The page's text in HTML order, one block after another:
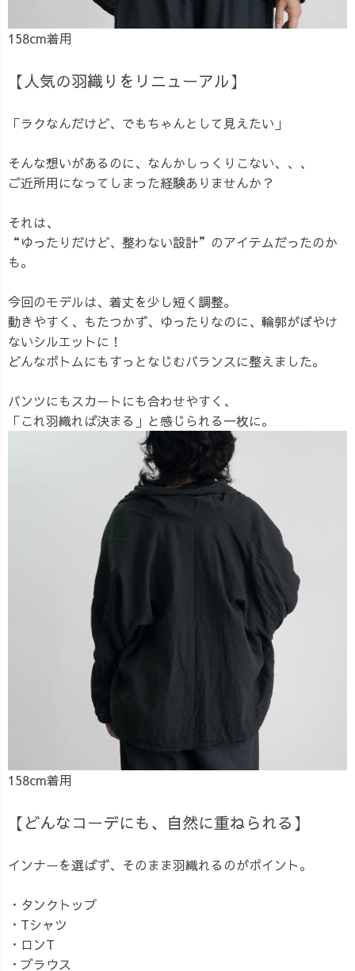
158cm着用
【人気の羽織りをリニューアル】
「ラクなんだけど、でもちゃんとして見えたい」
そんな想いがあるのに、なんかしっくりこない、、、
ご近所用になってしまった経験ありませんか？
それは、
“ゆったりだけど、整わない設計”のアイテムだったのか
も。
今回のモデルは、着丈を少し短く調整。
動きやすく、もたつかず、ゆったりなのに、輪郭がぼやけ
ないシルエットに！
どんなボトムにもすっとなじむバランスに整えました。
パンツにもスカートにも合わせやすく、
「これ羽織れば決まる」と感じられる一枚に。
158cm着用
【どんなコーデにも、自然に重ねられる】
インナーを選ばず、そのまま羽織れるのがポイント。
・タンクトップ
・Tシャツ
・ロンT
・ブラウス